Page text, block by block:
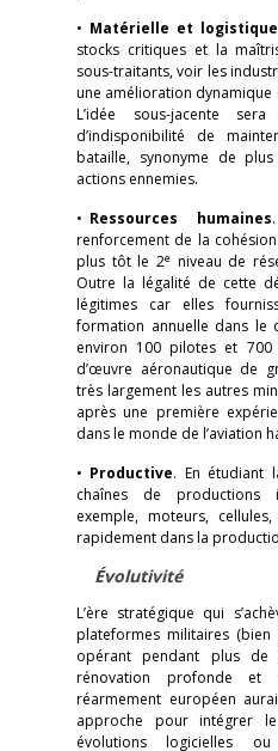
• Matérielle et logistique
stocks critiques et la
sous-traitants, voir les
une amélioration dynamique
L’idée sous-jacente
d’indisponibilité de
bataille, synonyme de
actions ennemies.
• Ressources humaines
renforcement de la
plus tôt le 2eniveau de
Outre la légalité de cette
légitimes car elles
formation annuelle dans le
environ 100 pilotes et 700
d’œuvre aéronautique de
très largement les autres
après une première
dans le monde de l’aviation
• Productive. En étudiant
chaînes de productions
exemple, moteurs,
rapidement dans la
Évolutivité
L’ère stratégique qui
plateformes militaires
opérant pendant plus de
rénovation profonde et
réarmement européen
approche pour intégrer
évolutions logicielles